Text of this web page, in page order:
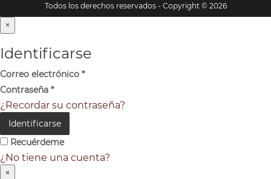
Todos los derechos reservados - Copyright © 2026
×
Identificarse
Correo electrónico *
Contraseña *
¿Recordar su contraseña?
Identificarse
Recuérdeme
¿No tiene una cuenta?
×